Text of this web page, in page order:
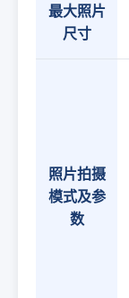
最大照片
尺寸
照片拍摄
模式及参
数